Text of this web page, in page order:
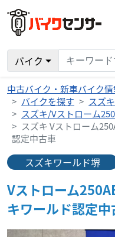
バイク
中古バイク・新車バイク
バイクを探す
スズ
スズキ/Vストローム
スズキ Vストローム
認定中古車
スズキワールド堺
Vストローム
キワールド認定